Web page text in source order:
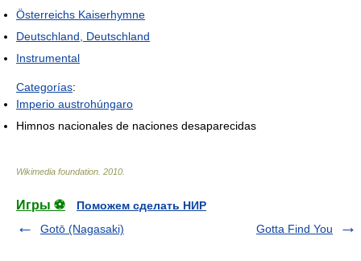
Österreichs Kaiserhymne
Deutschland, Deutschland
Instrumental
Categorías:
Imperio austrohúngaro
Himnos nacionales de naciones desaparecidas
Wikimedia foundation 2010
Игры ⚽
Поможем сделать НИР
Gotō (Nagasaki)
Gotta Find You